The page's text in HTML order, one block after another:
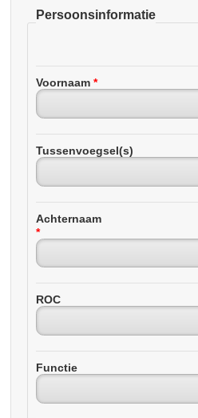
Persoonsinformatie
Voornaam*
Tussenvoegsel(s)
Achternaam
*
ROC
Functie